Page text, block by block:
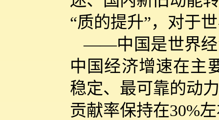
“质的提升”，对于
——中国是世界经
中国经济增速在主
稳定、最可靠的动
贡献率保持在30%